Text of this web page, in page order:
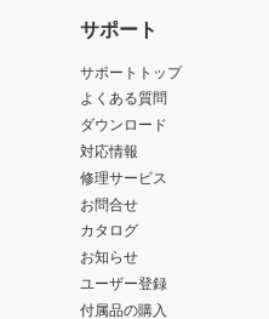
サポート
サポートトップ
よくある質問
ダウンロード
対応情報
修理サービス
お問合せ
カタログ
お知らせ
ユーザー登録
付属品の購入